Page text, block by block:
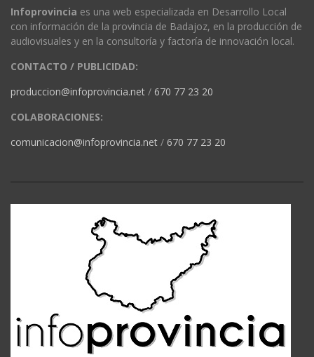
Infoprovincia es una web especializada en Desarrollo Local
con información de la provincia de Badajoz, en la producción de
audiovisuales y en la consultoría y factoría de innovación local.
CONTACTO / PUBLICIDAD:
produccion@infoprovincia.net / 670 77 23 20
COLABORACIONES:
comunicacion@infoprovincia.net / 670 77 23 20